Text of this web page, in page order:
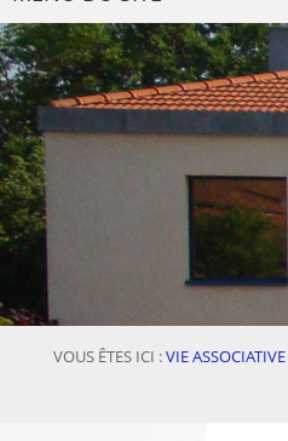
VOUS ÊTES ICI :VIE ASSOCIATIVE